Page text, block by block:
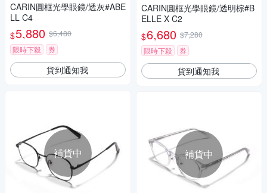
CARIN圓框光學眼鏡/透灰#ABE
LL C4
$5,880 $6,480
限時下殺
券
貨到通知我
補貨中
CARIN圓框光學眼鏡/透明棕#B
ELLE X C2
$6,680 $7,280
限時下殺
券
貨到通知我
補貨中